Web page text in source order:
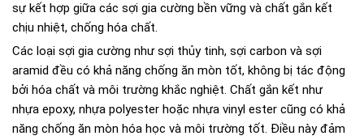
sự kết hợp giữa các sợi gia cường bền vững và chất gắn kết
chịu nhiệt, chống hóa chất.
Các loại sợi gia cường như sợi thủy tinh, sợi carbon và sợi
aramid đều có khả năng chống ăn mòn tốt, không bị tác động
bởi hóa chất và môi trường khắc nghiệt. Chất gắn kết như
nhựa epoxy, nhựa polyester hoặc nhựa vinyl ester cũng có khả
năng chống ăn mòn hóa học và môi trường tốt. Điều này đảm